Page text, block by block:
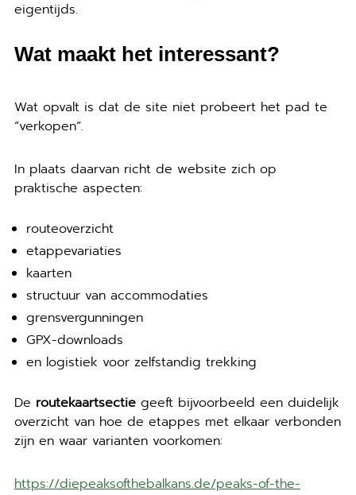
eigentijds.
Wat maakt het interessant?
Wat opvalt is dat de site niet probeert het pad te
“verkopen”.
In plaats daarvan richt de website zich op
praktische aspecten:
routeoverzicht
etappevariaties
kaarten
structuur van accommodaties
grensvergunningen
GPX-downloads
en logistiek voor zelfstandig trekking
De routekaartsectiegeeft bijvoorbeeld een duidelijk
overzicht van hoe de etappes met elkaar verbonden
zijn en waar varianten voorkomen:
https://diepeaksofthebalkans.de/peaks-of-the-